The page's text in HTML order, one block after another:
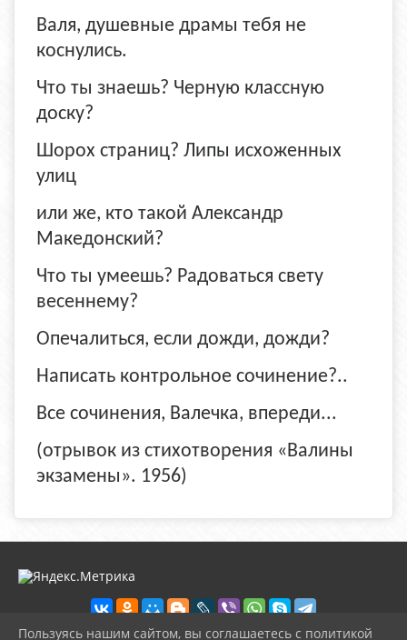
Валя, душевные драмы тебя не
коснулись.
Что ты знаешь? Черную классную
доску?
Шорох страниц? Липы исхоженных
улиц
или же, кто такой Александр
Македонский?
Что ты умеешь? Радоваться свету
весеннему?
Опечалиться, если дожди, дожди?
Написать контрольное сочинение?..
Все сочинения, Валечка, впереди...
(отрывок из стихотворения «Валины
экзамены». 1956)
Пользуясь нашим сайтом, вы соглашаетесь с политикой